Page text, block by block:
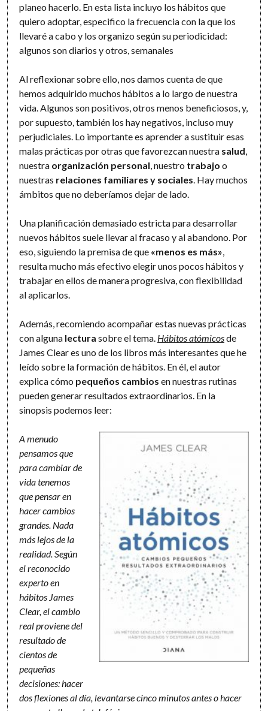
planeo hacerlo. En esta lista incluyo los hábitos que
quiero adoptar, especifico la frecuencia con la que los
llevaré a cabo y los organizo según su periodicidad:
algunos son diarios y otros, semanales
Al reflexionar sobre ello, nos damos cuenta de que
hemos adquirido muchos hábitos a lo largo de nuestra
vida. Algunos son positivos, otros menos beneficiosos, y,
por supuesto, también los hay negativos, incluso muy
perjudiciales. Lo importante es aprender a sustituir esas
malas prácticas por otras que favorezcan nuestra salud
nuestra organización personal , nuestro trabajo o
nuestras relaciones familiares y sociales . Hay muchos
ámbitos que no deberíamos dejar de lado.
Una planificación demasiado estricta para desarrollar
nuevos hábitos suele llevar al fracaso y al abandono. Por
eso, siguiendo la premisa de que «menos es más»
resulta mucho más efectivo elegir unos pocos hábitos y
trabajar en ellos de manera progresiva, con flexibilidad
al aplicarlos.
Además, recomiendo acompañar estas nuevas prácticas
con alguna lectura sobre el tema. Hábitos atómicosde
James Clear es uno de los libros más interesantes que he
leído sobre la formación de hábitos. En él, el autor
explica cómo pequeños cambios en nuestras rutinas
pueden generar resultados extraordinarios. En la
sinopsis podemos leer:
A menudo
pensamos que
para cambiar de
vida tenemos
que pensar en
hacer cambios
grandes. Nada
más lejos de la
realidad. Según
el reconocido
experto en
hábitos James
Clear, el cambio
real proviene del
resultado de
cientos de
pequeñas
decisiones: hacer
dos flexiones al día, levantarse cinco minutos antes o hacer